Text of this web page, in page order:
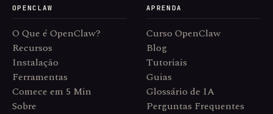
OPENCLAW
O Que é OpenClaw?
Recursos
Instalação
Ferramentas
Comece em 5 Min
Sobre
APRENDA
Curso OpenClaw
Blog
Tutoriais
Guias
Glossário de IA
Perguntas Frequentes